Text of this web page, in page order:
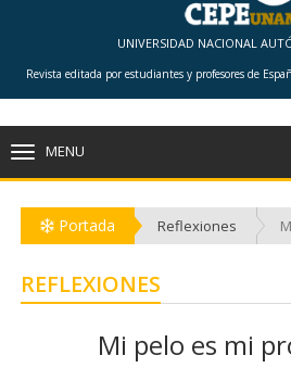
UNIVERSIDAD NACIONAL
Revista editada por estudiantes y profesores de
MENU
Portada Reflexiones
REFLEXIONES
Mi pelo es mi